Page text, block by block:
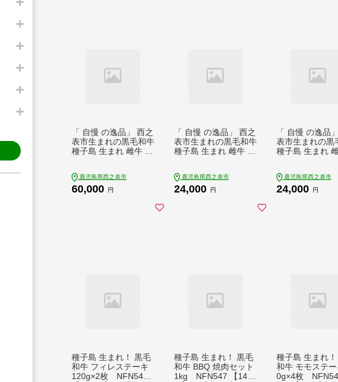
「 自慢 の逸品」 西之
表市生まれの黒毛和牛
種子島 生まれ 雌牛 お
0pt】 最高級 切り落と
し肉 すき焼き しゃぶ
鹿児島県西之表市
60,000 円
「 自慢 の逸品」 西之
表市生まれの黒毛和牛
種子島 生まれ 雌牛 ス
高級 ステーキ 霜降り
イノシン酸 オレイン
鹿児島県西之表市
24,000 円
「 自慢 の逸品
表市生まれの黒
種子島 生まれ
霜降り肉 焼肉
り イノシン酸
鹿児島県西之表市
24,000 円
種子島 生まれ！ 黒毛
和牛 フィレステーキ
120g×2枚 NFN548
種子島 生まれ！ 黒毛
和牛 BBQ 焼肉セット
1kg NFN547 【1425
種子島 生まれ
和牛 モモステ
0g×4枚